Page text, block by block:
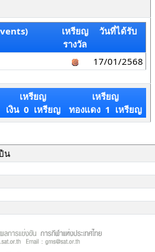
เหรียญ
รางวัล
วันที่ได้รับ
17/01/2568
เหรียญ
เงิน 0 เหรียญ
เหรียญ
ทองแดง 1 เหรียญ
น